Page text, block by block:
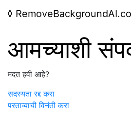
◊
आमच्याशी
मदत हवी आहे?
सदस्यता रद्द करा
परताव्याची विनंती करा